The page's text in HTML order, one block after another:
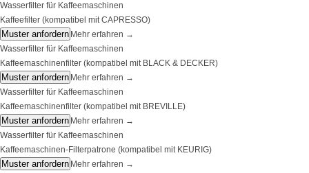
Wasserfilter für Kaffeemaschinen
Kaffeefilter (kompatibel mit CAPRESSO)
Muster anfordern Mehr erfahren →
Wasserfilter für Kaffeemaschinen
Kaffeemaschinenfilter (kompatibel mit BLACK & DECKER)
Muster anfordern Mehr erfahren →
Wasserfilter für Kaffeemaschinen
Kaffeemaschinenfilter (kompatibel mit BREVILLE)
Muster anfordern Mehr erfahren →
Wasserfilter für Kaffeemaschinen
Kaffeemaschinen-Filterpatrone (kompatibel mit KEURIG)
Muster anfordern Mehr erfahren →